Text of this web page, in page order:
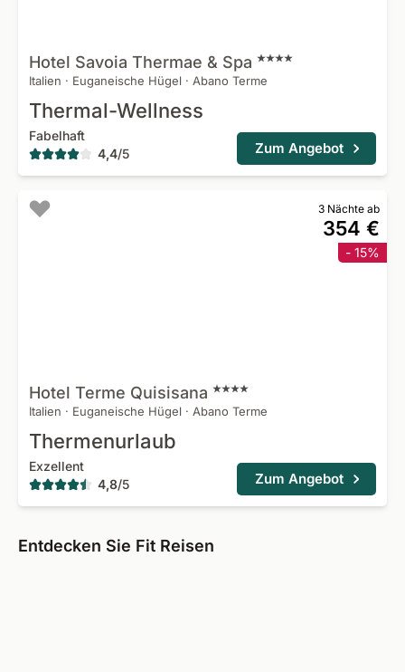
Hotel Savoia Thermae & Spa
Italien · Euganeische Hügel · Abano Terme
Thermal-Wellness
Fabelhaft
4,4/5 Zum Angebot
3 Nächte ab
354 €
- 15%
Hotel Terme Quisisana
Italien · Euganeische Hügel · Abano Terme
Thermenurlaub
Exzellent
4,8/5 Zum Angebot
Entdecken Sie Fit Reisen